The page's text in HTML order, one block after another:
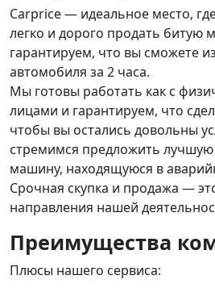
Carprice — идеальное место,
легко и дорого продать битую
гарантируем, что вы сможете
автомобиля за 2 часа.
Мы готовы работать как с
лицами и гарантируем, что
чтобы вы остались довольны
стремимся предложить
машину, находящуюся в
Срочная скупка и продажа —
направления нашей
Преимущества
Плюсы нашего сервиса: